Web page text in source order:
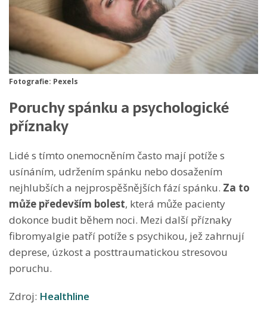
Fotografie: Pexels
Poruchy spánku a psychologické
příznaky
Lidé s tímto onemocněním často mají potíže s
usínáním, udržením spánku nebo dosažením
nejhlubších a nejprospěšnějších fází spánku. Za to
může především bolest, která může pacienty
dokonce budit během noci. Mezi další příznaky
fibromyalgie patří potíže s psychikou, jež zahrnují
deprese, úzkost a posttraumatickou stresovou
poruchu.
Zdroj: Healthline